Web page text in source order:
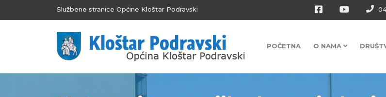
Službene stranice Općine Kloštar Podravski
POČETNA O NAMA